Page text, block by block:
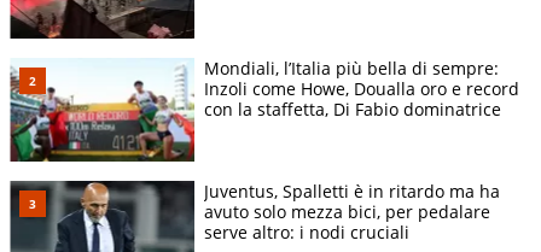
Mondiali, l’Italia più bella di sempre:
Inzoli come Howe, Doualla oro e record
con la staffetta, Di Fabio dominatrice
Juventus, Spalletti è in ritardo ma ha
avuto solo mezza bici, per pedalare
serve altro: i nodi cruciali